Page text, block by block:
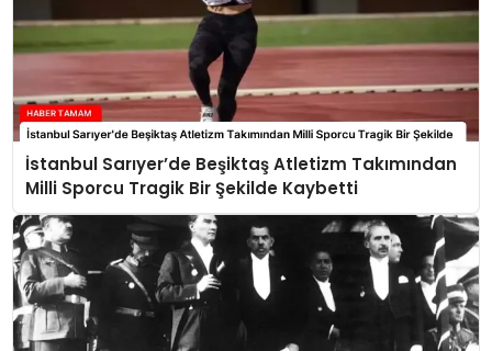
İstanbul Sarıyer’de Beşiktaş Atletizm Takımından
Milli Sporcu Tragik Bir Şekilde Kaybetti